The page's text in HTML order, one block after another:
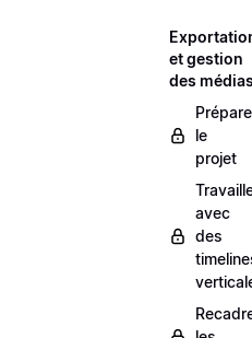
et gestion
des
le
projet
avec
des